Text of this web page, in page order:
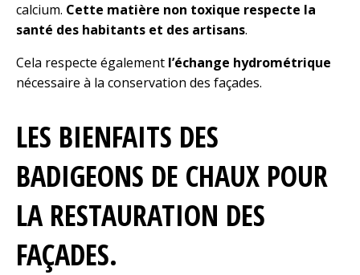
calcium. Cette matière non toxique respecte la
santé des habitants et des artisans.
Cela respecte également l’échange hydrométrique
nécessaire à la conservation des façades.
LES BIENFAITS DES
BADIGEONS DE CHAUX POUR
LA RESTAURATION DES
FAÇADES.